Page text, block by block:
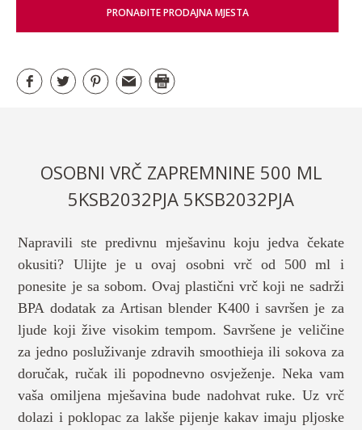
PRONAĐITE PRODAJNA MJESTA
OSOBNI VRČ ZAPREMNINE 500 ML
5KSB2032PJA 5KSB2032PJA
Napravili ste predivnu mješavinu koju jedva čekate
okusiti? Ulijte je u ovaj osobni vrč od 500 ml i
ponesite je sa sobom. Ovaj plastični vrč koji ne sadrži
BPA dodatak za Artisan blender K400 i savršen je za
ljude koji žive visokim tempom. Savršene je veličine
za jedno posluživanje zdravih smoothieja ili sokova za
doručak, ručak ili popodnevno osvježenje. Neka vam
vaša omiljena mješavina bude nadohvat ruke. Uz vrč
dolazi i poklopac za lakše pijenje kakav imaju pljoske